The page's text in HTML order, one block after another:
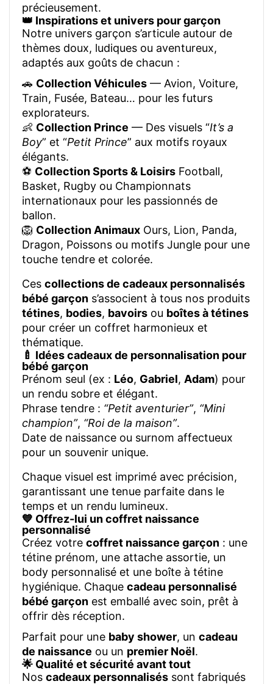
précieusement.
👑 Inspirations et univers pour garçon
Notre univers garçon s’articule autour de
thèmes doux, ludiques ou aventureux,
adaptés aux goûts de chacun :
🚗 Collection Véhicules — Avion, Voiture,
Train, Fusée, Bateau… pour les futurs
explorateurs.
👶 Collection Prince — Des visuels “It’s a
Boy” et “Petit Prince” aux motifs royaux
élégants.
⚽ Collection Sports & Loisirs Football,
Basket, Rugby ou Championnats
internationaux pour les passionnés de
ballon.
🦁 Collection Animaux Ours, Lion, Panda,
Dragon, Poissons ou motifs Jungle pour une
touche tendre et colorée.
Ces collections de cadeaux personnalisés
bébé garçon s’associent à tous nos produits
tétines, bodies, bavoirs ou boîtes à tétines
pour créer un coffret harmonieux et
thématique.
🍼 Idées cadeaux de personnalisation pour
bébé garçon
Prénom seul (ex : Léo, Gabriel, Adam) pour
un rendu sobre et élégant.
Phrase tendre : “Petit aventurier”, “Mini
champion”, “Roi de la maison”.
Date de naissance ou surnom affectueux
pour un souvenir unique.
Chaque visuel est imprimé avec précision,
garantissant une tenue parfaite dans le
temps et un rendu lumineux.
💙 Offrez-lui un coffret naissance
personnalisé
Créez votre coffret naissance garçon : une
tétine prénom, une attache assortie, un
body personnalisé et une boîte à tétine
hygiénique. Chaque cadeau personnalisé
bébé garçon est emballé avec soin, prêt à
offrir dès réception.
Parfait pour une baby shower, un cadeau
de naissance ou un premier Noël.
🌟 Qualité et sécurité avant tout
Nos cadeaux personnalisés sont fabriqués